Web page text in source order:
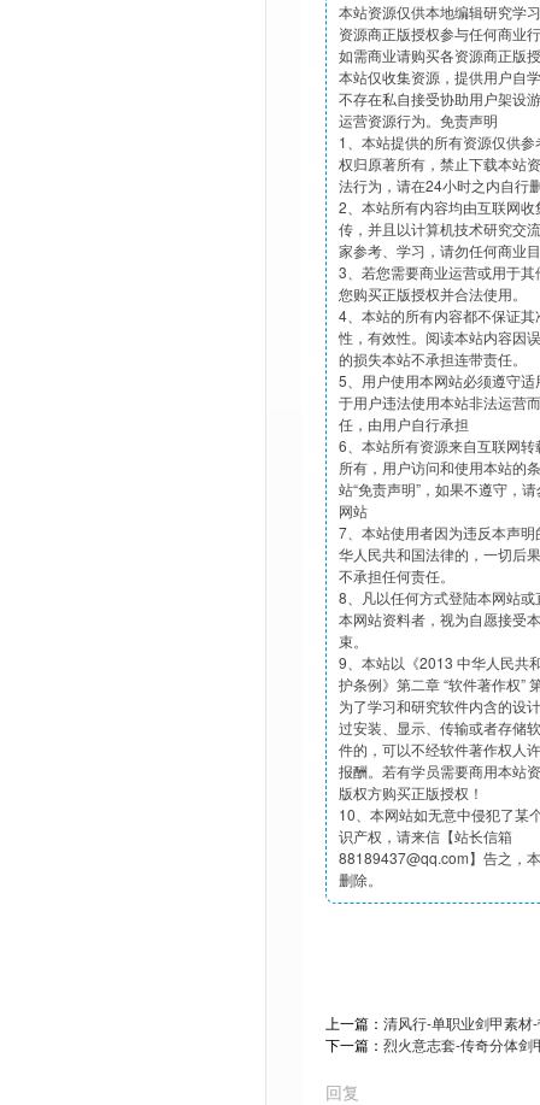
本站资源仅供本地编辑研究学
资源商正版授权参与任何商业
如需商业请购买各资源商正版
本站仅收集资源，提供用户自
不存在私自接受协助用户架设
运营资源行为。免责声明
1、本站提供的所有资源仅供
权归原著所有，禁止下载本站
法行为，请在24小时之内自行
2、本站所有内容均由互联网
传，并且以计算机技术研究交
家参考、学习，请勿任何商业
3、若您需要商业运营或用于
您购买正版授权并合法使用。
4、本站的所有内容都不保证
性，有效性。阅读本站内容因
的损失本站不承担连带责任。
5、用户使用本网站必须遵守
于用户违法使用本站非法运营
任，由用户自行承担
6、本站所有资源来自互联网
所有，用户访问和使用本站的
站“免责声明”，如果不遵守，
网站
7、本站使用者因为违反本声
华人民共和国法律的，一切后
不承担任何责任。
8、凡以任何方式登陆本网站
本网站资料者，视为自愿接受
束。
9、本站以《2013 中华人民共
护条例》第二章 “软件著作权”
为了学习和研究软件内含的设
过安装、显示、传输或者存储
件的，可以不经软件著作权人
报酬。若有学员需要商用本站
版权方购买正版授权！
10、本网站如无意中侵犯了某
识产权，请来信【站长信箱
88189437@qq.com】告之，
删除。
上一篇： 清风行-单职业剑甲素材
下一篇： 烈火意志套-传奇分体剑
回复